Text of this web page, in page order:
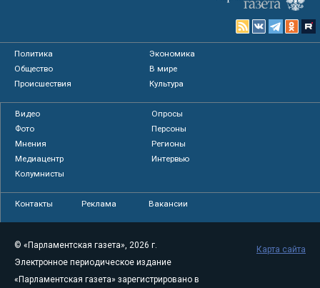
Политика
Экономика
Общество
В мире
Происшествия
Культура
Видео
Опросы
Фото
Персоны
Мнения
Регионы
Медиацентр
Интервью
Колумнисты
Контакты Реклама Вакансии
© «Парламентская газета», 2026 г.
Электронное периодическое издание
«Парламентская газета» зарегистрировано в
Карта сайта